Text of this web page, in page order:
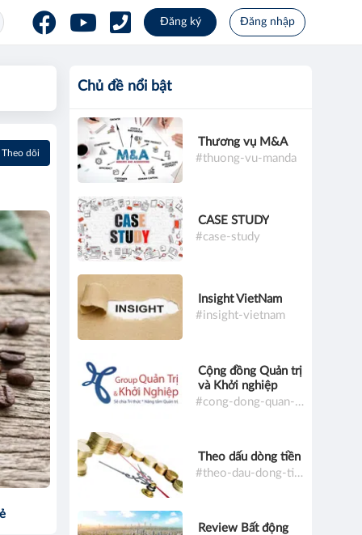
Đăng ký Đăng nhập
Theo dõi
Chủ đề nổi bật
Thương vụ M&A
#thuong-vu-manda
CASE STUDY
#case-study
Insight VietNam
#insight-vietnam
Cộng đồng Quản trị
và Khởi nghiệp
#cong-dong-quan-tri-va-khoi-nghiep
Theo dấu dòng tiền
#theo-dau-dong-tien
Review Bất động